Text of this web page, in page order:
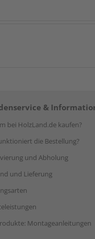
&
bei HolzLand.de kaufen?
die Bestellung?
und Abholung
und Lieferung
Montageanleitungen